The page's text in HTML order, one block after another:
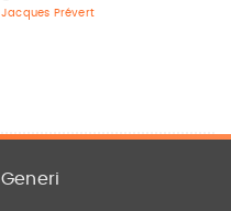
Jacques Prévert
Generi